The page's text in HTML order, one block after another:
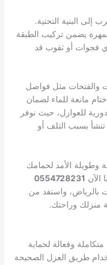
إلى البنية التحتية.
يضمن تركيب الطبقة
فجوات أو ثقوب قد
والفتحات مثل فواصل
مانعة للماء لضمان
للعوازل، حيث نوفر
بسبب التلف أو
وطويلة الأمد لحمامك
الآن 0554728231
واستفد من
منزلك وراحتك.
وفعالة لحماية
طريق العزل الصحيحة